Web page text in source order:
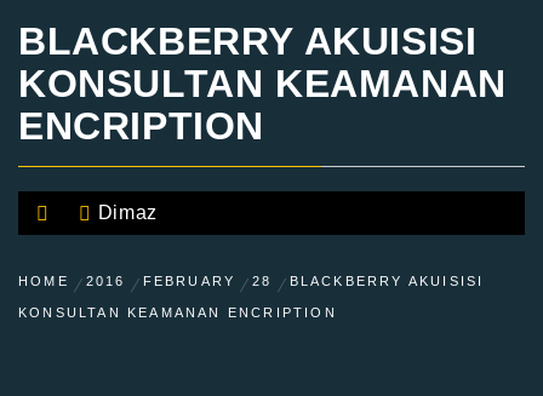
BLACKBERRY AKUISISI
KONSULTAN KEAMANAN
ENCRIPTION
Dimaz
HOME 2016 FEBRUARY 28 BLACKBERRY AKUISISI
KONSULTAN KEAMANAN ENCRIPTION